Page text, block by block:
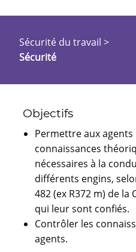
Sécurité du travail >
Sécurité
Objectifs
Permettre aux agents
connaissances
nécessaires à la
différents engins,
482 (ex R372 m) de la
qui leur sont confiés.
Contrôler les
agents.